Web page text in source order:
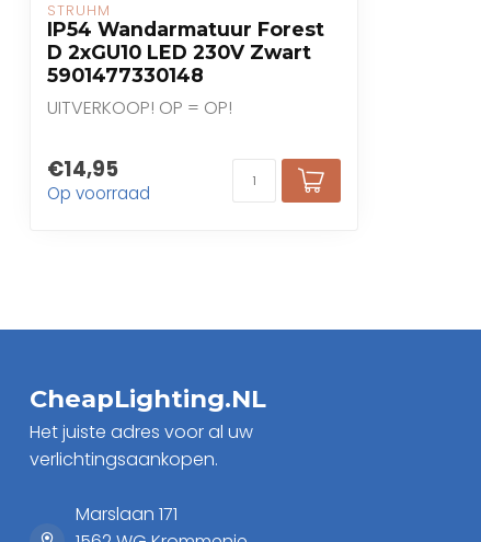
STRÜHM
IP54 Wandarmatuur Forest
D 2xGU10 LED 230V Zwart
5901477330148
UITVERKOOP! OP = OP!
€14,95
Op voorraad
CheapLighting.NL
Het juiste adres voor al uw
verlichtingsaankopen.
Marslaan 171